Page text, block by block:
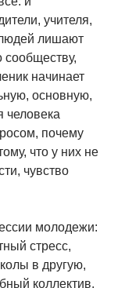
учителя,
лишают
сообществу,
начинает
основную,
человека
почему
что у них не
чувство
молодежи:
стресс,
в другую,
коллектив.